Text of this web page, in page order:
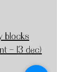
blocks
- 13 dec)